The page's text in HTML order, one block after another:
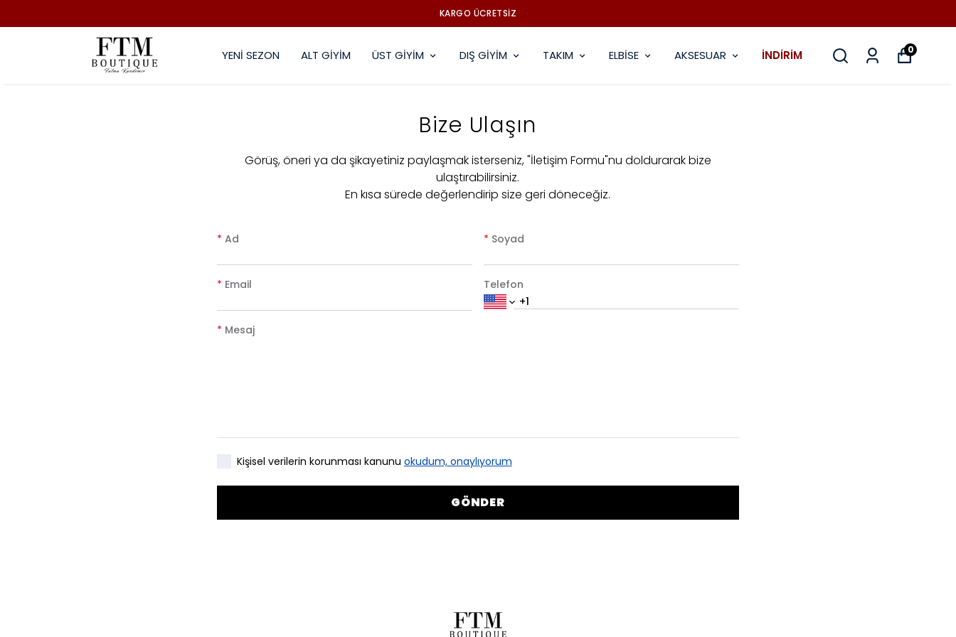
KARGO ÜCRETSİZ
YENİ SEZON ALT GİYİM ÜST GİYİM DIŞ GİYİM TAKIM ELBİSE AKSESUAR İNDİRİM 0
Bize Ulaşın
​Görüş, öneri ya da şikayetiniz paylaşmak isterseniz, "İletişim Formu"nu doldurarak bize
ulaştırabilirsiniz.
En kısa sürede değerlendirip size geri döneceğiz.
* Ad * Soyad
* Email Telefon
* Mesaj
Kişisel verilerin korunması kanunu okudum, onaylıyorum
GÖNDER